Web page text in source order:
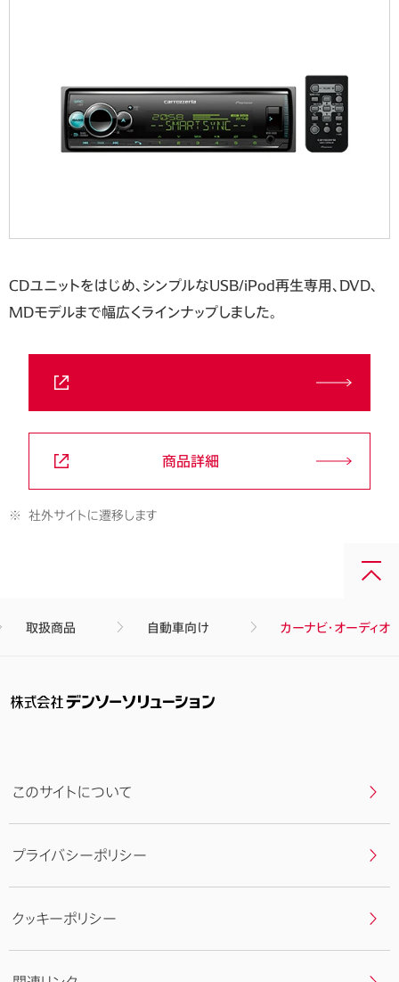
CDユニットをはじめ、シンプルなUSB/iPod再生専用、DVD、
MDモデルまで幅広くラインナップしました。
商品詳細
※ 社外サイトに遷移します
取扱商品 自動車向け カーナビ・オーディオ
このサイトについて
プライバシーポリシー
クッキーポリシー